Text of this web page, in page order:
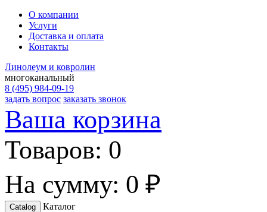
О компании
Услуги
Доставка и оплата
Контакты
Линолеум и ковролин
многоканальный
8 (495) 984-09-19
задать вопрос заказать звонок
Ваша корзина
Товаров: 0
На сумму: 0 ₽
Catalog Каталог